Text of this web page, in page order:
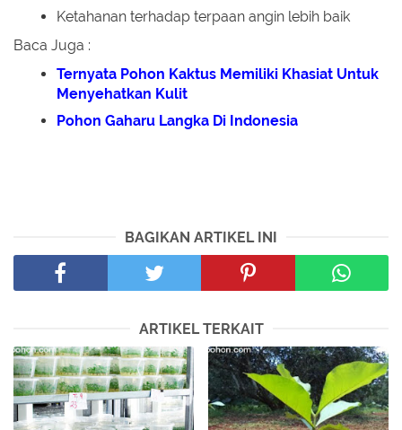
Ketahanan terhadap terpaan angin lebih baik
Baca Juga :
Ternyata Pohon Kaktus Memiliki Khasiat Untuk
Menyehatkan Kulit
Pohon Gaharu Langka Di Indonesia
BAGIKAN ARTIKEL INI
ARTIKEL TERKAIT